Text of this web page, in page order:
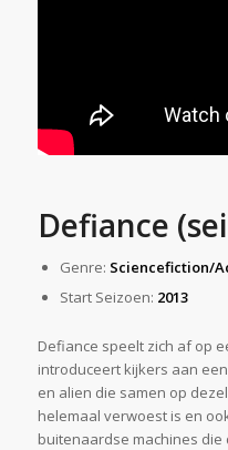
Defiance
Genre: Sciencefiction/
Start Seizoen: 2013
Defiance speelt zich af op
introduceert kijkers aan
en alien die samen op
helemaal verwoest is en
buitenaardse machines